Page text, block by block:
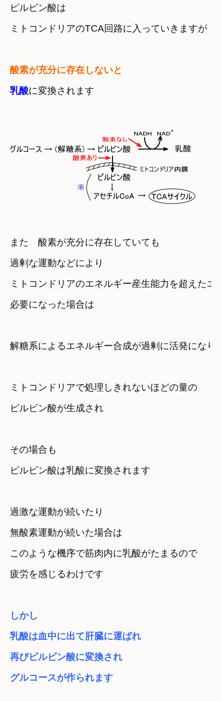
ピルビン酸は
ミトコンドリアのTCA回路に入っていきますが
酸素が充分に存在しないと
乳酸に変換されます
また　酸素が充分に存在していても
過剰な運動などにより
ミトコンドリアのエネルギー産生能力を超えたエ
必要になった場合は
解糖系によるエネルギー合成が過剰に活発になり
ミトコンドリアで処理しきれないほどの量の
ピルビン酸が生成され
その場合も
ピルビン酸は乳酸に変換されます
過激な運動が続いたり
無酸素運動が続いた場合は
このような機序で筋肉内に乳酸がたまるので
疲労を感じるわけです
しかし
乳酸は血中に出て肝臓に運ばれ
再びピルビン酸に変換され
グルコースが作られます